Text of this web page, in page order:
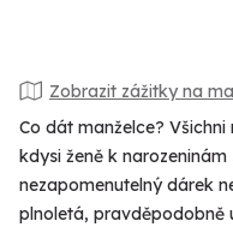
Zobrazit zážitky na
Co dát manželce?
kdysi ženě k
nezapomenutelný dárek
plnoletá, pravděpodobně